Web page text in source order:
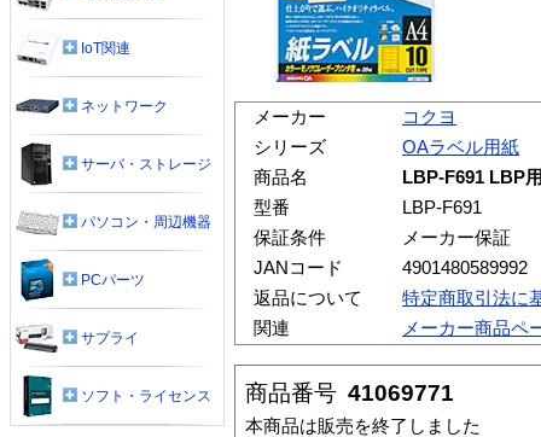
メーカー
コクヨ
シリーズ
OAラベル用紙
商品名
LBP-F691 LBP
型番
LBP-F691
保証条件
メーカー保証
JANコード
4901480589992
返品について
特定商取引法に
関連
メーカー商品ペ
商品番号 41069771
本商品は販売を終了しました
IoT関連
ネットワーク
サーバ・ストレージ
パソコン・周辺機器
PCパーツ
サプライ
ソフト・ライセンス